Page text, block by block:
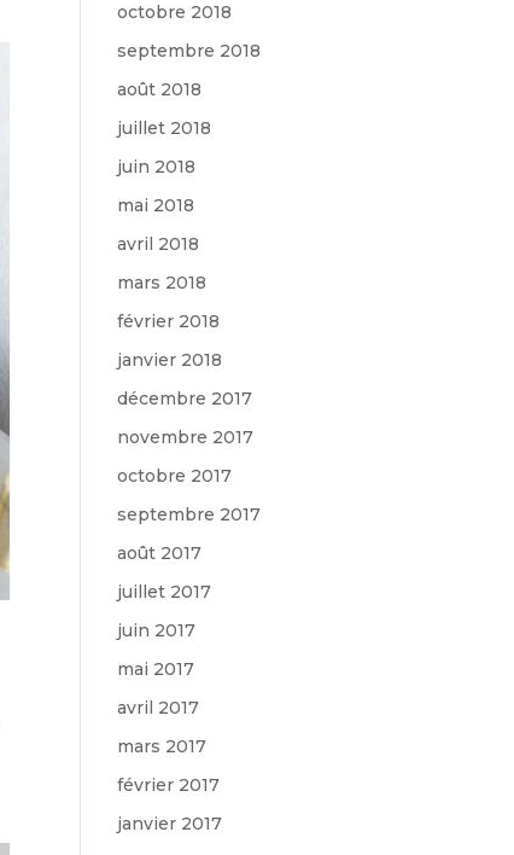
octobre 2018
septembre 2018
août 2018
juillet 2018
juin 2018
mai 2018
avril 2018
mars 2018
février 2018
janvier 2018
décembre 2017
novembre 2017
octobre 2017
septembre 2017
août 2017
juillet 2017
juin 2017
mai 2017
avril 2017
mars 2017
février 2017
janvier 2017